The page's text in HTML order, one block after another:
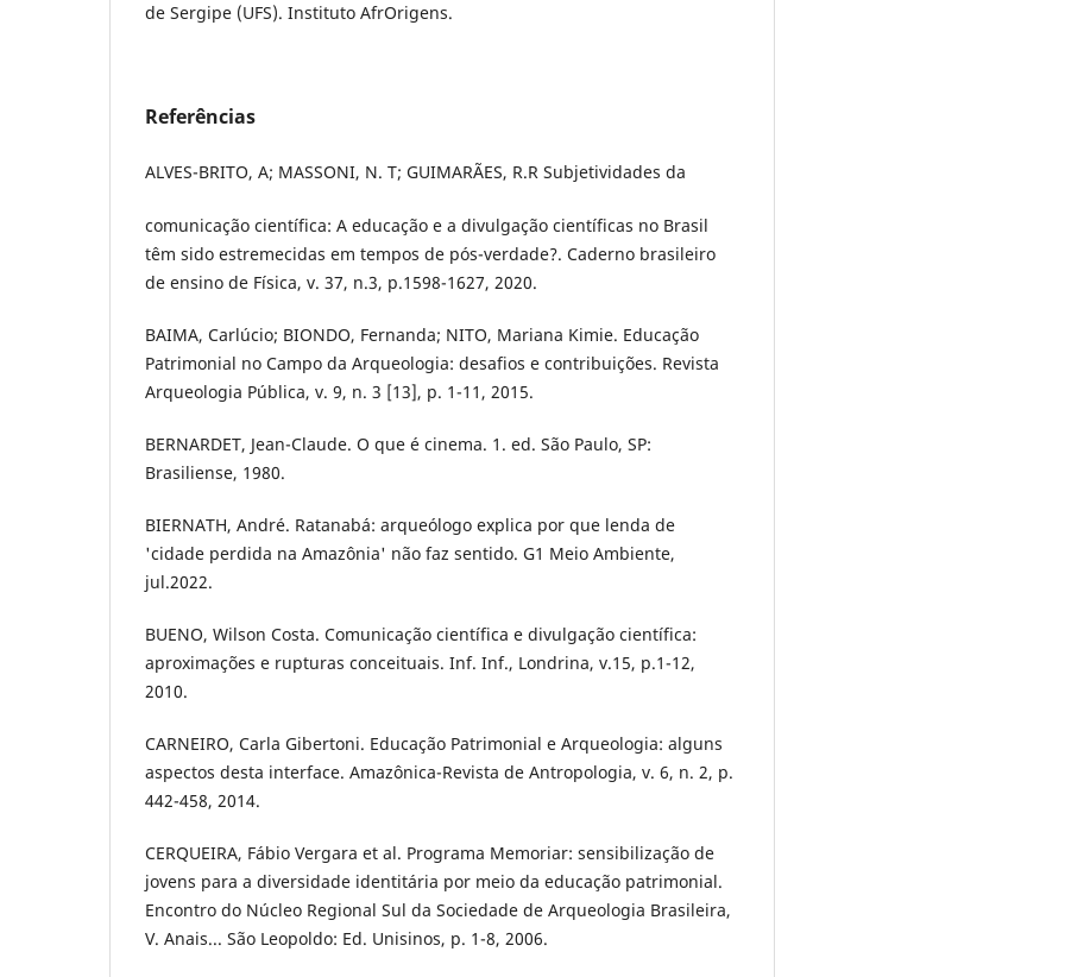
de Sergipe (UFS). Instituto AfrOrigens.
Referências
ALVES-BRITO, A; MASSONI, N. T; GUIMARÃES, R.R Subjetividades da
comunicação científica: A educação e a divulgação científicas no Brasil
têm sido estremecidas em tempos de pós-verdade?. Caderno brasileiro
de ensino de Física, v. 37, n.3, p.1598-1627, 2020.
BAIMA, Carlúcio; BIONDO, Fernanda; NITO, Mariana Kimie. Educação
Patrimonial no Campo da Arqueologia: desafios e contribuições. Revista
Arqueologia Pública, v. 9, n. 3 [13], p. 1-11, 2015.
BERNARDET, Jean-Claude. O que é cinema. 1. ed. São Paulo, SP:
Brasiliense, 1980.
BIERNATH, André. Ratanabá: arqueólogo explica por que lenda de
'cidade perdida na Amazônia' não faz sentido. G1 Meio Ambiente,
jul.2022.
BUENO, Wilson Costa. Comunicação científica e divulgação científica:
aproximações e rupturas conceituais. Inf. Inf., Londrina, v.15, p.1-12,
2010.
CARNEIRO, Carla Gibertoni. Educação Patrimonial e Arqueologia: alguns
aspectos desta interface. Amazônica-Revista de Antropologia, v. 6, n. 2, p.
442-458, 2014.
CERQUEIRA, Fábio Vergara et al. Programa Memoriar: sensibilização de
jovens para a diversidade identitária por meio da educação patrimonial.
Encontro do Núcleo Regional Sul da Sociedade de Arqueologia Brasileira,
V. Anais... São Leopoldo: Ed. Unisinos, p. 1-8, 2006.